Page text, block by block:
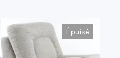
Épuisé